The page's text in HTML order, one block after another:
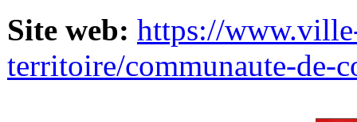
Site web: https://
territoire/communaute-de-